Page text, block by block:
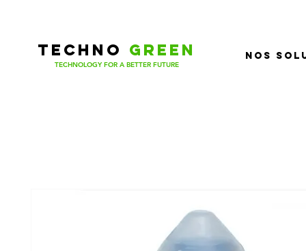
Nos
TECHNO GREEN
TECHNOLOGY FOR A BETTER FUTURE